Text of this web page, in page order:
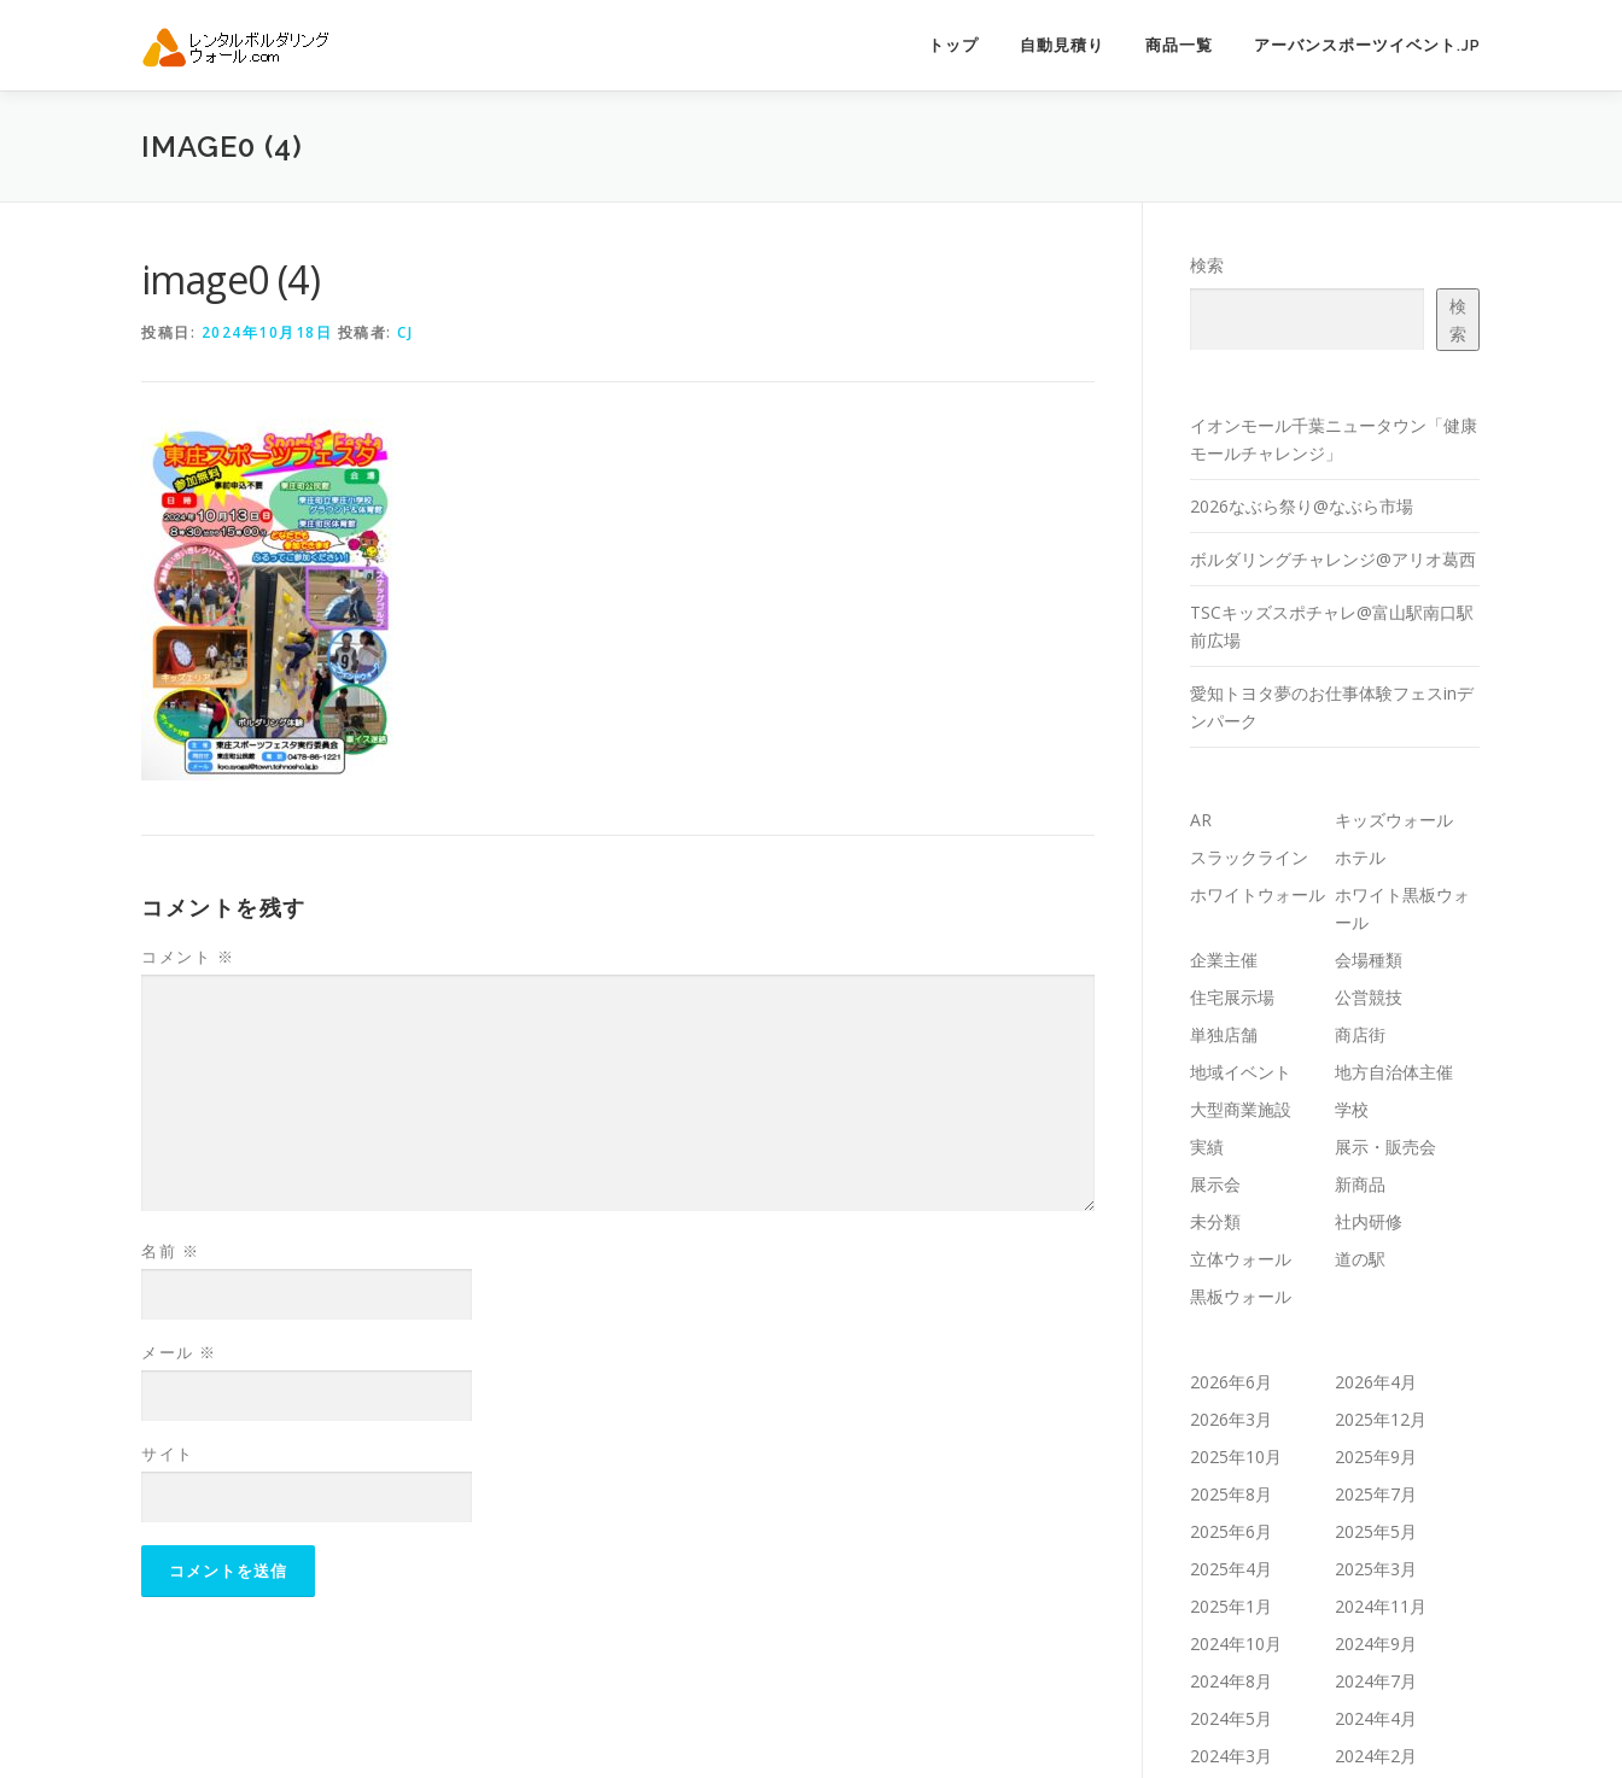
ン
トップ 自動見積り 商品一覧 アーバンスポーツイベント.JP
IMAGE0 (4)
image0 (4)
投稿日: 2024年10月18日 投稿者: CJ
コメントを残す
コメント ※
名前 ※
メール ※
サイト
検索
検
索
イオンモール千葉ニュータウン「健康
モールチャレンジ」
2026なぶら祭り@なぶら市場
ボルダリングチャレンジ@アリオ葛西
TSCキッズスポチャレ@富山駅南口駅
前広場
愛知トヨタ夢のお仕事体験フェスinデ
ンパーク
AR
キッズウォール
スラックライン
ホテル
ホワイトウォール ホワイト黒板ウォ
ール
企業主催
会場種類
住宅展示場
公営競技
単独店舗
商店街
地域イベント
地方自治体主催
大型商業施設
学校
実績
展示・販売会
展示会
新商品
未分類
社内研修
立体ウォール
道の駅
黒板ウォール
2026年6月
2026年4月
2026年3月
2025年12月
2025年10月
2025年9月
2025年8月
2025年7月
2025年6月
2025年5月
2025年4月
2025年3月
2025年1月
2024年11月
2024年10月
2024年9月
2024年8月
2024年7月
2024年5月
2024年4月
2024年3月
2024年2月